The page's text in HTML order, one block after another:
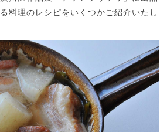
料理のレシピをいくつかご紹介いたし